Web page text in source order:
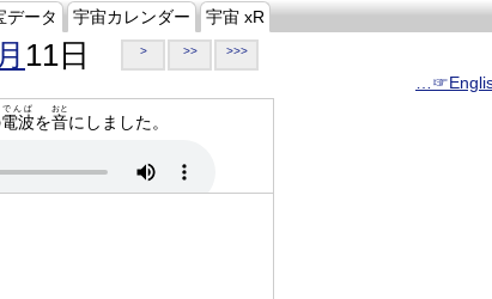
データ 宇宙カレンダー 宇宙 xR
11日 > >> >>>
電波
でんぱ
を音
おと
にしました。